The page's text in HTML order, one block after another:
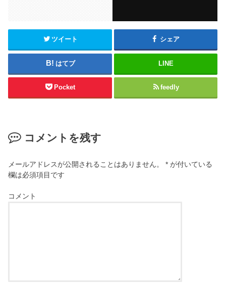
ツイート シェア
はてブ LINE
Pocket feedly
コメントを残す
メールアドレスが公開されることはありません。 * が付いている
欄は必須項目です
コメント